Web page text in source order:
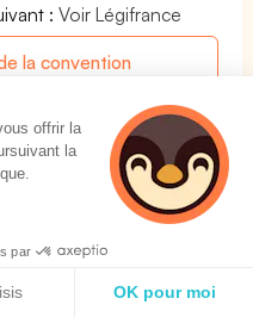
:Voir Légifrance
la convention
pour la convention
médico-
collective et trouvez la
offrir la
la
par
OK pour moi